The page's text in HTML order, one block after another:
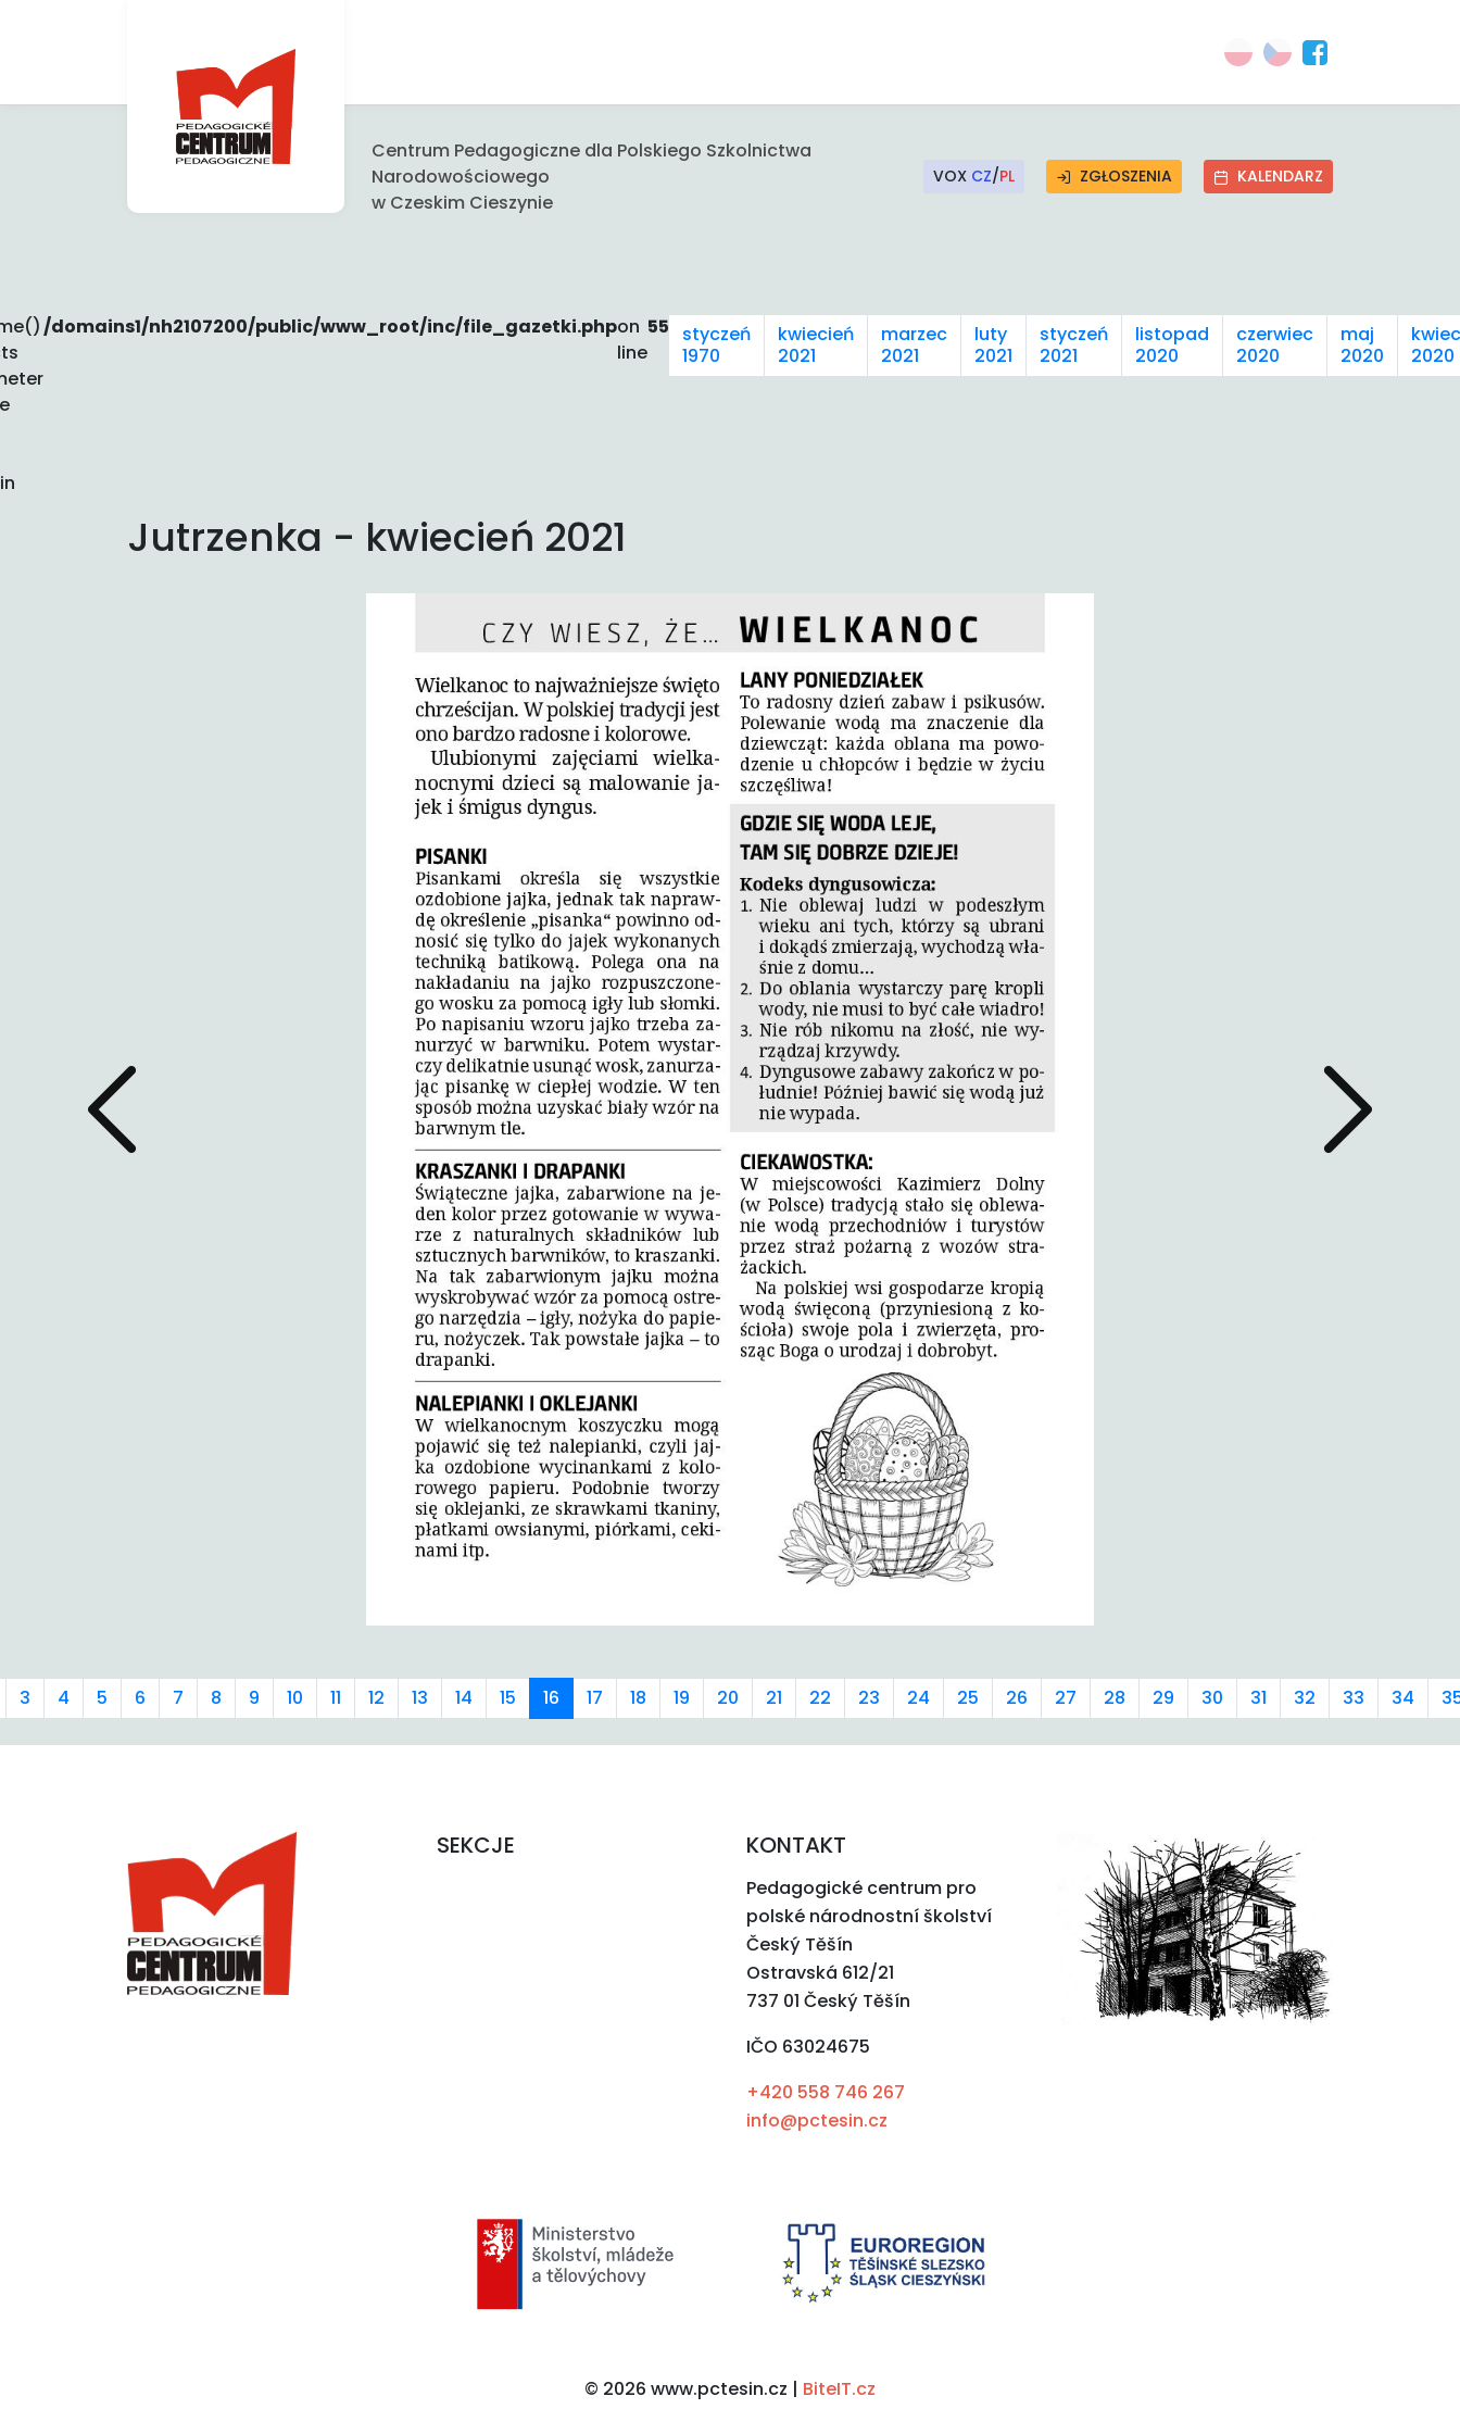
Centrum Pedagogiczne dla Polskiego Szkolnictwa
Narodowościowego
w Czeskim Cieszynie
VOX CZ/PL ZGŁOSZENIA KALENDARZ
/domains1/nh2107200/public/www_root/inc/file_gazetki.phpon
line
55
styczeń
1970
kwiecień
2021
marzec
2021
luty
2021
styczeń
2021
listopad
2020
czerwiec
2020
maj
2020
2020
Jutrzenka - kwiecień 2021
3 4 5 6 7 8 9 10 11 12 13 14 15 16 17 18 19 20 21 22 23 24 25 26 27 28 29 30 31 32 33 34
SEKCJE KONTAKT
Pedagogické centrum pro
polské národnostní školství
Český Těšín
Ostravská 612/21
737 01 Český Těšín
IČO 63024675
+420 558 746 267
info@pctesin.cz
© 2026 www.pctesin.cz | BiteIT.cz